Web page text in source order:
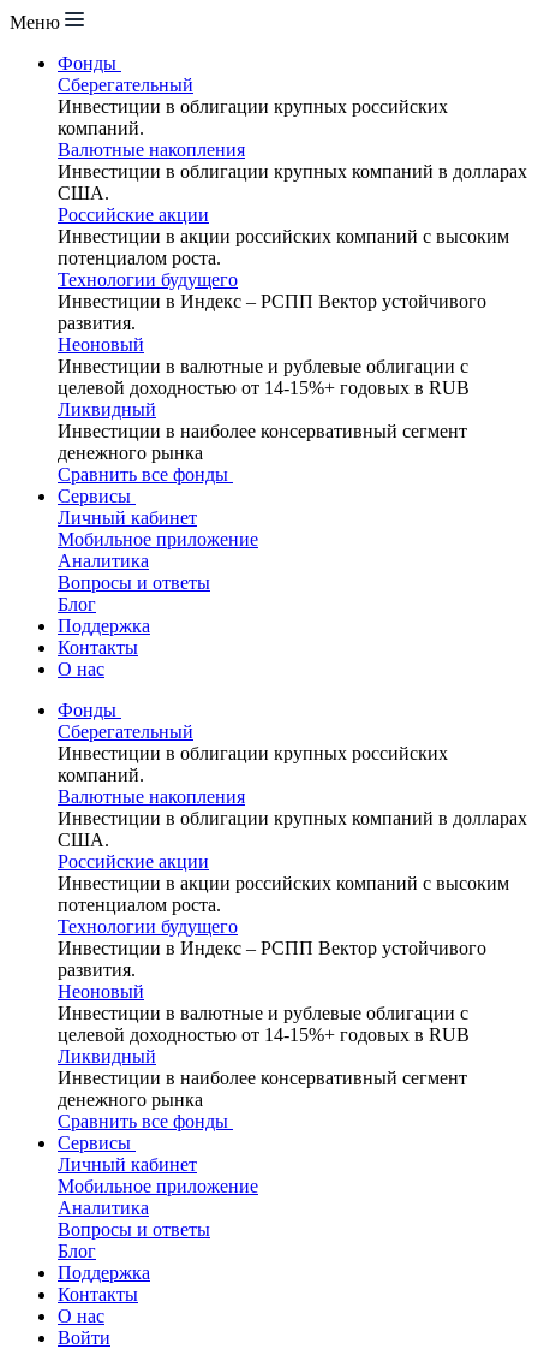
Меню
Фонды
Сберегательный
Инвестиции в облигации крупных российских
компаний.
Валютные накопления
Инвестиции в облигации крупных компаний в долларах
США.
Российские акции
Инвестиции в акции российских компаний с высоким
потенциалом роста.
Технологии будущего
Инвестиции в Индекс – РСПП Вектор устойчивого
развития.
Неоновый
Инвестиции в валютные и рублевые облигации с
целевой доходностью от 14-15%+ годовых в RUB
Ликвидный
Инвестиции в наиболее консервативный сегмент
денежного рынка
Сравнить все фонды
Сервисы
Личный кабинет
Мобильное приложение
Аналитика
Вопросы и ответы
Блог
Поддержка
Контакты
О нас
Фонды
Сберегательный
Инвестиции в облигации крупных российских
компаний.
Валютные накопления
Инвестиции в облигации крупных компаний в долларах
США.
Российские акции
Инвестиции в акции российских компаний с высоким
потенциалом роста.
Технологии будущего
Инвестиции в Индекс – РСПП Вектор устойчивого
развития.
Неоновый
Инвестиции в валютные и рублевые облигации с
целевой доходностью от 14-15%+ годовых в RUB
Ликвидный
Инвестиции в наиболее консервативный сегмент
денежного рынка
Сравнить все фонды
Сервисы
Личный кабинет
Мобильное приложение
Аналитика
Вопросы и ответы
Блог
Поддержка
Контакты
О нас
Войти